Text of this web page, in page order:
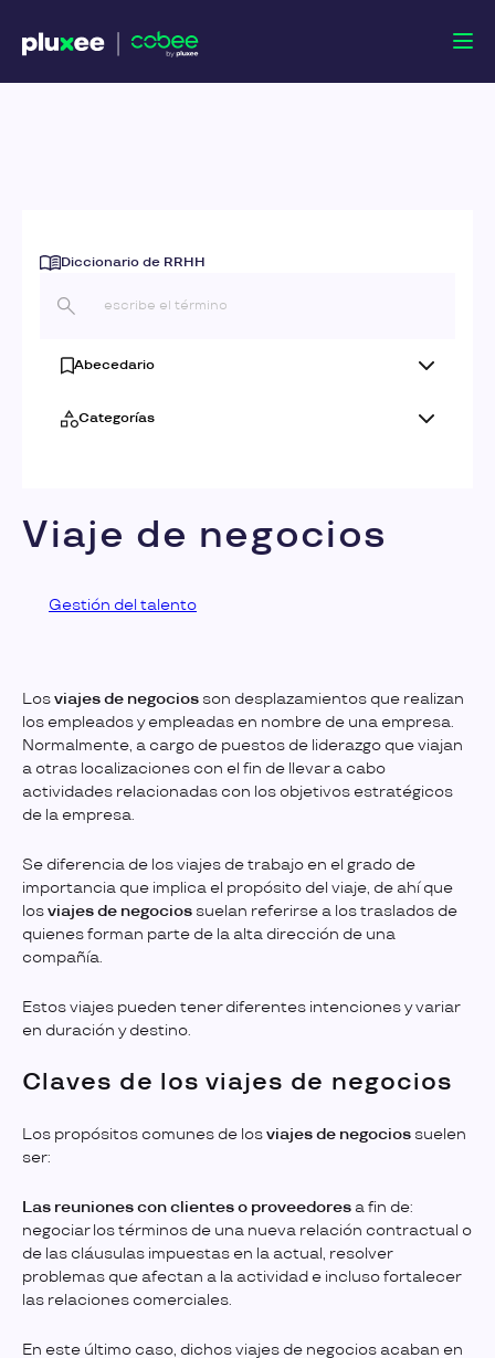
Diccionario de RRHH
Abecedario
Categorías
Viaje de negocios
Gestión del talento
Losviajes de negocios son desplazamientos que realizan
los empleados y empleadas en nombre de una empresa.
Normalmente, a cargo de puestos de liderazgo que viajan
a otras localizaciones con el fin de llevar a cabo
actividades relacionadas con los objetivos estratégicos
de la empresa.
Se diferencia de los viajes de trabajo en el grado de
importancia que implica el propósito del viaje, de ahí que
losviajes de negocios suelan referirse a los traslados de
quienes forman parte de la alta dirección de una
compañía.
Estos viajes pueden tener diferentes intenciones y variar
en duración y destino.
Claves de los viajes de negocios
Los propósitos comunes de losviajes de negocios suelen
ser:
Las reuniones con clientes o proveedores a fin de:
negociar los términos de una nueva relación contractual o
de las cláusulas impuestas en la actual, resolver
problemas que afectan a la actividad e incluso fortalecer
las relaciones comerciales.
En este último caso, dichos viajes de negocios acaban en